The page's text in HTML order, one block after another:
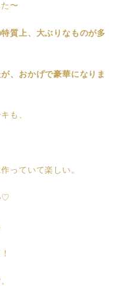
〜
質上、大ぶりなものが多
、おかげで豪華になりま
も、
っていて楽しい。
♡